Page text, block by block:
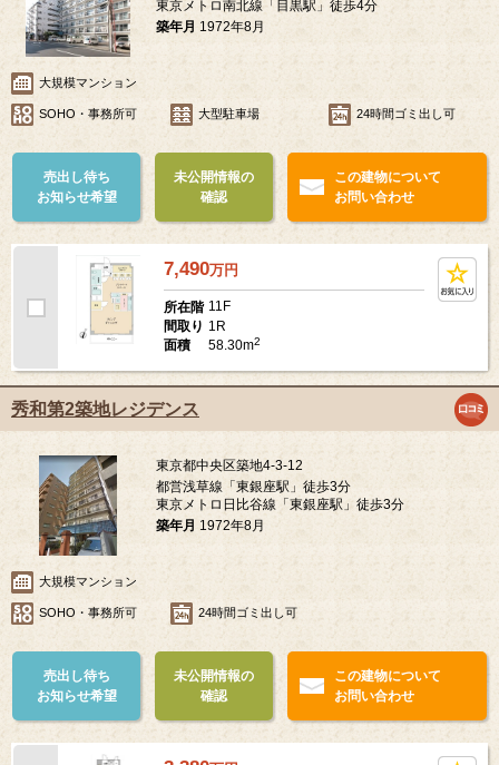
東京メトロ南北線「目黒駅」徒歩4分
築年月 1972年8月
大規模マンション
SOHO・事務所可 大型駐車場 24時間ゴミ出し可
売出し待ち
お知らせ希望
未公開情報の
確認
この建物について
お問い合わせ
7,490万円
所在階 11F
間取り 1R
面積
58.30m2
秀和第2築地レジデンス
東京都中央区築地4-3-12
都営浅草線「東銀座駅」徒歩3分
東京メトロ日比谷線「東銀座駅」徒歩3分
築年月 1972年8月
大規模マンション
SOHO・事務所可 24時間ゴミ出し可
売出し待ち
お知らせ希望
未公開情報の
確認
この建物について
お問い合わせ